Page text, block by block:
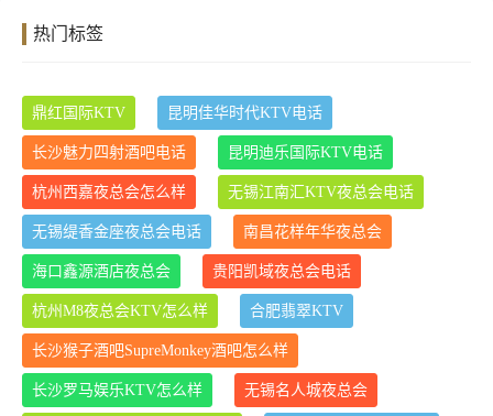
热门标签
鼎红国际KTV 昆明佳华时代KTV电话
长沙魅力四射酒吧电话 昆明迪乐国际KTV电话
杭州西嘉夜总会怎么样 无锡江南汇KTV夜总会电话
无锡缇香金座夜总会电话 南昌花样年华夜总会
海口鑫源酒店夜总会 贵阳凯域夜总会电话
杭州M8夜总会KTV怎么样 合肥翡翠KTV
长沙猴子酒吧SupreMonkey酒吧怎么样
长沙罗马娱乐KTV怎么样 无锡名人城夜总会